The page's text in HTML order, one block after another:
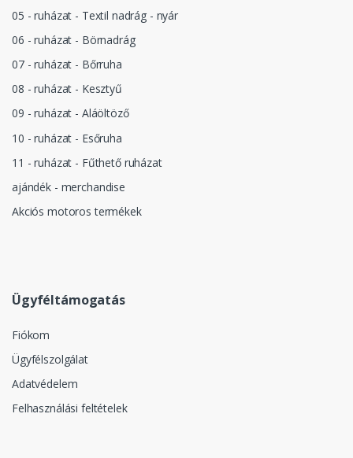
05 - ruházat - Textil nadrág - nyár
06 - ruházat - Börnadrág
07 - ruházat - Bőrruha
08 - ruházat - Kesztyű
09 - ruházat - Aláöltöző
10 - ruházat - Esőruha
11 - ruházat - Fűthető ruházat
ajándék - merchandise
Akciós motoros termékek
Ügyféltámogatás
Fiókom
Ügyfélszolgálat
Adatvédelem
Felhasználási feltételek